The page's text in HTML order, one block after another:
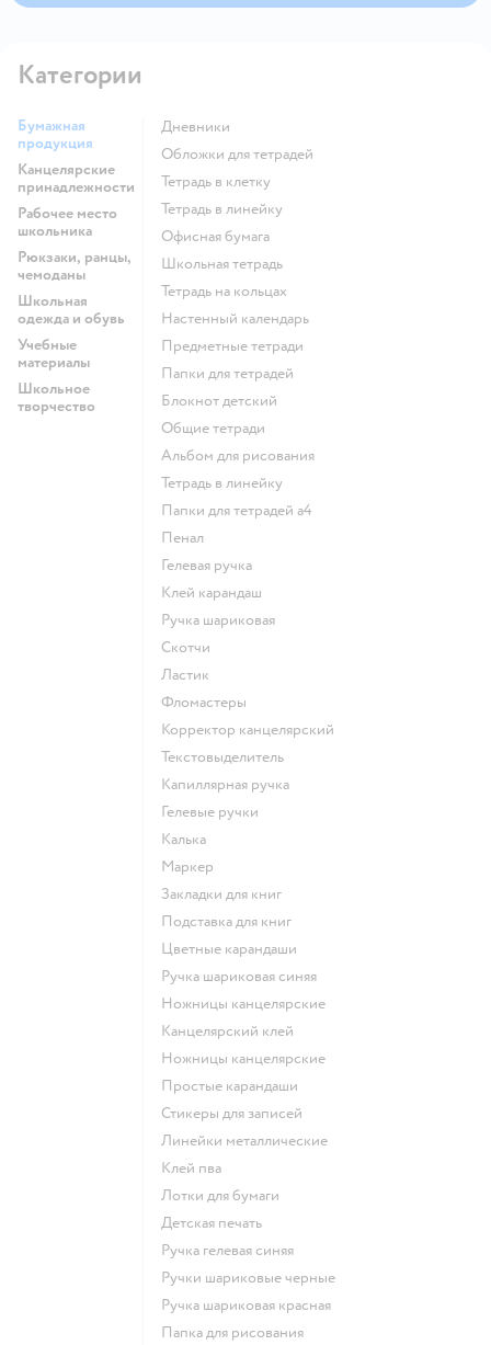
Категории
Бумажная
продукция
Канцелярские
принадлежности
Рабочее место
школьника
Рюкзаки, ранцы,
чемоданы
Школьная
одежда и обувь
Учебные
материалы
Школьное
творчество
Дневники
Обложки для тетрадей
Тетрадь в клетку
Тетрадь в линейку
Офисная бумага
Школьная тетрадь
Тетрадь на кольцах
Настенный календарь
Предметные тетради
Папки для тетрадей
Блокнот детский
Общие тетради
Альбом для рисования
Тетрадь в линейку
Папки для тетрадей а4
Пенал
Гелевая ручка
Клей карандаш
Ручка шариковая
Скотчи
Ластик
Фломастеры
Корректор канцелярский
Текстовыделитель
Капиллярная ручка
Гелевые ручки
Калька
Маркер
Закладки для книг
Подставка для книг
Цветные карандаши
Ручка шариковая синяя
Ножницы канцелярские
Канцелярский клей
Ножницы канцелярские
Простые карандаши
Стикеры для записей
Линейки металлические
Клей пва
Лотки для бумаги
Детская печать
Ручка гелевая синяя
Ручки шариковые черные
Ручка шариковая красная
Папка для рисования